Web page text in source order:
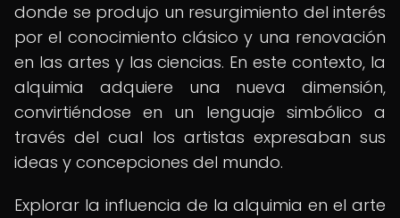
donde se produjo un resurgimiento del interés
por el conocimiento clásico y una renovación
en las artes y las ciencias. En este contexto, la
alquimia adquiere una nueva dimensión,
convirtiéndose en un lenguaje simbólico a
través del cual los artistas expresaban sus
ideas y concepciones del mundo.
Explorar la influencia de la alquimia en el arte